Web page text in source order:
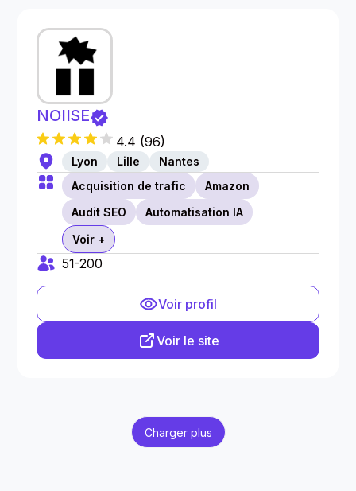
NOIISE
4.4 (96)
Lyon Lille
Nantes
Acquisition de trafic
Amazon
Audit SEO
Automatisation IA
Voir +
51-200
Voir profil
Voir le site
Charger plus